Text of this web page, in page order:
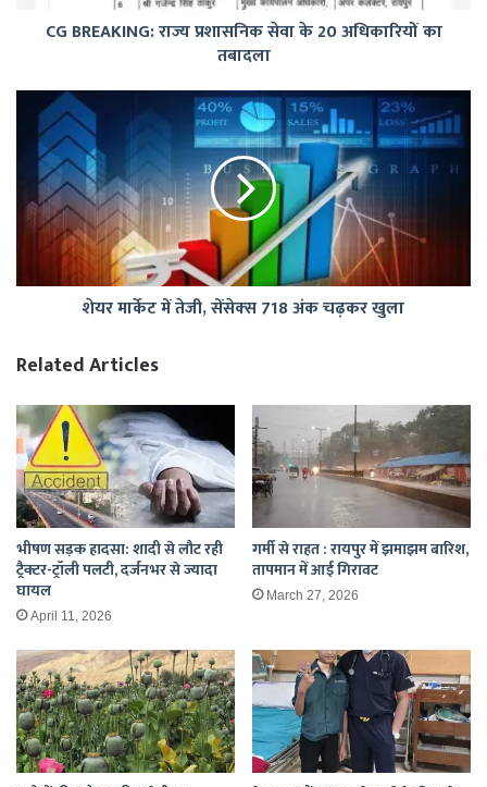
तबादलाCG BREAKING: राज्य प्रशासनिक सेवा के 20 अधिकारियों का
तबादला
सेंसेक्‍स
718
खुला
शेयर मार्केट में तेजी, सेंसेक्‍स 718 अंक चढ़कर खुला
Related Articles
भीषण सड़क हादसा: शादी से लौट रही
ट्रैक्टर-ट्रॉली पलटी, दर्जनभर से ज्यादा
घायल
April 11, 2026
गर्मी से राहत : रायपुर में झमाझम बारिश,
तापमान में आई गिरावट
March 27, 2026